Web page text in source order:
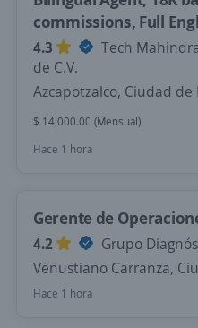
commissions, Full
4.3
Tech
de C.V.
Azcapotzalco, Ciudad de
$ 14,000.00 (Mensual)
Hace 1 hora
Gerente de
4.2
Grupo
Venustiano Carranza,
Hace 1 hora